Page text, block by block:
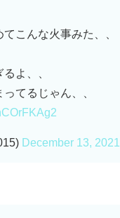
こんな火事みた、、
よ、、
てるじゃん、、
December 13, 2021